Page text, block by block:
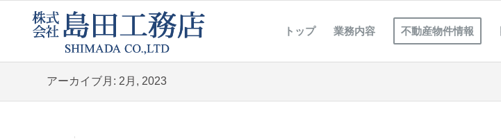
トップ 業務内容 不動産物件情報
アーカイブ月: 2月, 2023